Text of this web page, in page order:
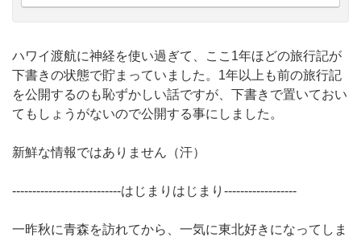
ハワイ渡航に神経を使い過ぎて、ここ1年ほどの旅行記が
下書きの状態で貯まっていました。1年以上も前の旅行記
を公開するのも恥ずかしい話ですが、下書きで置いておい
てもしょうがないので公開する事にしました。
新鮮な情報ではありません（汗）
---------------------------はじまりはじまり------------------
一昨秋に青森を訪れてから、一気に東北好きになってしま